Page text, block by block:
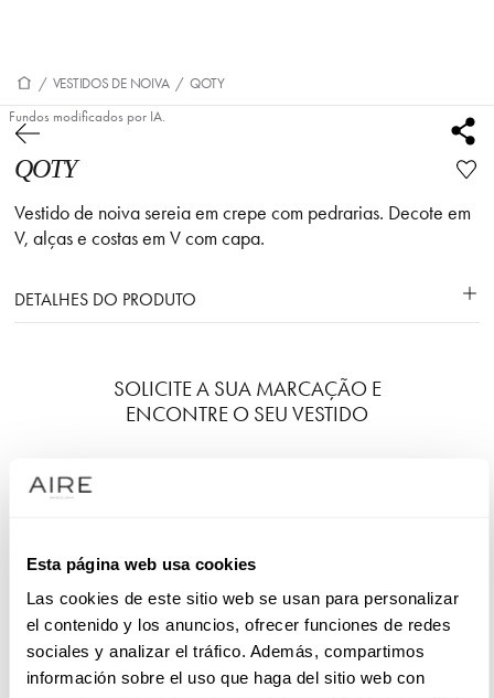
Esta página web usa cookies
Las cookies de este sitio web se usan para personalizar
el contenido y los anuncios, ofrecer funciones de redes
sociales y analizar el tráfico. Además, compartimos
información sobre el uso que haga del sitio web con
/ VESTIDOS DE NOIVA / QOTY
Fundos modificados por IA.
QOTY
Vestido de noiva sereia em crepe com pedrarias. Decote em
V, alças e costas em V com capa.
DETALHES DO PRODUTO
SOLICITE A SUA MARCAÇÃO E
ENCONTRE O SEU VESTIDO